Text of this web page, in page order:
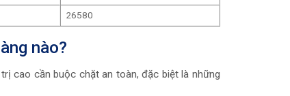
26580
nào?
cao cần buộc chặt an toàn, đặc biệt là những